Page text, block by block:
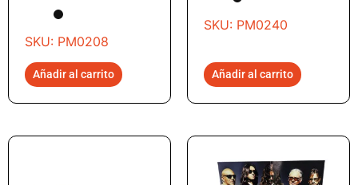
SKU: PM0208
Añadir al carrito
SKU: PM0240
Añadir al carrito